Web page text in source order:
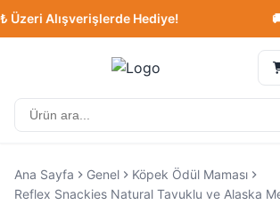
Alışverişlerde Hediye! 🚚
Ana Sayfa Genel
Köpek Ödül Maması
Reflex Snackies Natural Tavuklu ve Alaska